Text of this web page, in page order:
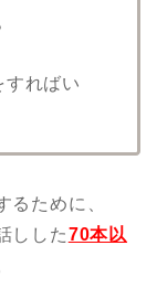
すればい
るために、
しした70本以